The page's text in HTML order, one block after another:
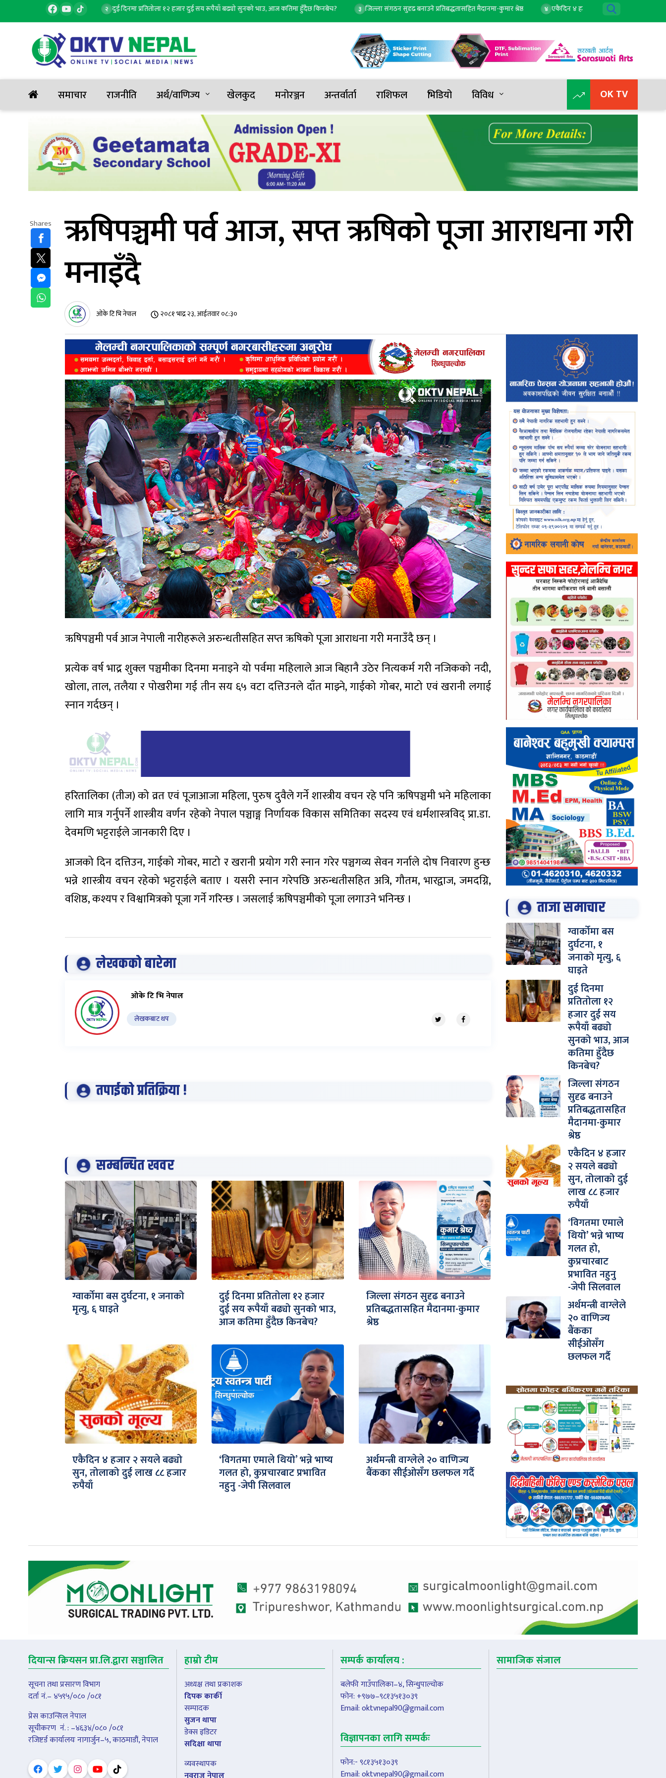
१ जनाको मृत्यु, ६ घाइते २ दुई दिनमा प्रतितोला १२ हजार दुई सय रूपैयाँ बढ्यो सुनको भाउ, आज कतिमा हुँदैछ किनबेच? जिल्ला संगठन सुदृढ बनाउने प्रतिबद्धतासहित मैदानमा-कुमार श्रेष्ठ ४ एकैदिन ४ हजार २ सयले बढ्यो सुन, तोलाको दुई लाख
समाचार राजनीति अर्थ/वाणिज्य खेलकुद मनोरञ्जन अन्तर्वार्ता राशिफल भिडियो विविध OK TV
Shares ऋषिपञ्चमी पर्व आज, सप्त ऋषिको पूजा आराधना गरी
मनाइँदै
ओके टि भि नेपाल २०८१ भाद्र २३, आईतवार ०८:३०
ऋषिपञ्चमी पर्व आज नेपाली नारीहरूले अरुन्धतीसहित सप्त ऋषिको पूजा आराधना गरी मनाउँदै छन् ।
प्रत्येक वर्ष भाद्र शुक्ल पञ्चमीका दिनमा मनाइने यो पर्वमा महिलाले आज बिहानै उठेर नित्यकर्म गरी नजिकको नदी,
खोला, ताल, तलैया र पोखरीमा गई तीन सय ६५ वटा दत्तिउनले दाँत माझ्ने, गाईको गोबर, माटो एवं खरानी लगाई
स्नान गर्दछन् ।
हरितालिका (तीज) को व्रत एवं पूजाआजा महिला, पुरुष दुवैले गर्ने शास्त्रीय वचन रहे पनि ऋषिपञ्चमी भने महिलाका
लागि मात्र गर्नुपर्ने शास्त्रीय वर्णन रहेको नेपाल पञ्चाङ्ग निर्णायक विकास समितिका सदस्य एवं धर्मशास्त्रविद् प्रा.डा.
देवमणि भट्टराईले जानकारी दिए ।
आजको दिन दत्तिउन, गाईको गोबर, माटो र खरानी प्रयोग गरी स्नान गरेर पञ्चगव्य सेवन गर्नाले दोष निवारण हुन्छ
भन्ने शास्त्रीय वचन रहेको भट्टराईले बताए । यसरी स्नान गरेपछि अरुन्धतीसहित अत्रि, गौतम, भारद्वाज, जमदग्नि,
वशिष्ठ, कश्यप र विश्वामित्रको पूजा गर्ने गरिन्छ । जसलाई ऋषिपञ्चमीको पूजा लगाउने भनिन्छ ।
लेखकको बारेमा
ओके टि भि नेपाल
लेखकबाट थप
तपाईको प्रतिक्रिया !
सम्बन्धित खवर
ग्वार्कोमा बस दुर्घटना, १ जनाको
मृत्यु, ६ घाइते
दुई दिनमा प्रतितोला १२ हजार
दुई सय रूपैयाँ बढ्यो सुनको भाउ,
आज कतिमा हुँदैछ किनबेच?
जिल्ला संगठन सुदृढ बनाउने
प्रतिबद्धतासहित मैदानमा-कुमार
श्रेष्ठ
एकैदिन ४ हजार २ सयले बढ्यो
सुन, तोलाको दुई लाख ८८ हजार
रुपैयाँ
‘विगतमा एमाले थियो’ भन्ने भाष्य
गलत हो, कुप्रचारबाट प्रभावित
नहुनु -जेपी सिलवाल
अर्थमन्त्री वाग्लेले २० वाणिज्य
बैंकका सीईओसँग छलफल गर्दै
ताजा समाचार
ग्वार्कोमा बस
दुर्घटना, १
जनाको मृत्यु, ६
घाइते
दुई दिनमा
प्रतितोला १२
हजार दुई सय
रूपैयाँ बढ्यो
सुनको भाउ, आज
कतिमा हुँदैछ
किनबेच?
जिल्ला संगठन
सुदृढ बनाउने
प्रतिबद्धतासहित
मैदानमा-कुमार
श्रेष्ठ
एकैदिन ४ हजार
२ सयले बढ्यो
सुन, तोलाको दुई
लाख ८८ हजार
रुपैयाँ
‘विगतमा एमाले
थियो’ भन्ने भाष्य
गलत हो,
कुप्रचारबाट
प्रभावित नहुनु
-जेपी सिलवाल
अर्थमन्त्री वाग्लेले
२० वाणिज्य
बैंकका
सीईओसँग
छलफल गर्दै
दियान्स क्रियसन प्रा.लि.द्वारा सञ्चालित
सूचना तथा प्रसारण विभाग
दर्ता नं.– ४५९५/०८० /०८१
प्रेस काउन्सिल नेपाल
सूचीकरण नंं. : –४६३४/०८० /०८१
रजिष्टर्ड कार्यालयः नागार्जुन–५, काठमाडौं, नेपाल
हाम्रो टीम
अध्यक्ष तथा प्रकाशक
दिपक कार्की
सम्पादक
सुजन थापा
डेक्स इडिटर
सदिक्षा थापा
व्यवस्थापक
सम्पर्क कार्यालय :
बलेफी गाउँपालिका–४, सिन्धुपाल्चोक
फोन: +९७७–९८१३५१३०३९
Email:oktvnepal90@gmail.com
विज्ञापनका लागि सम्पर्कः
फोन:- ९८१३५१३०३९
Email:oktvnepal90@gmail.com
सामाजिक संजाल